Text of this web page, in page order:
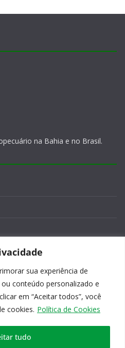
sua experiência de
conteúdo personalizado e
em “Aceitar todos”, você
cookies. Política de Cookies
tudo
na Bahia e no Brasil.